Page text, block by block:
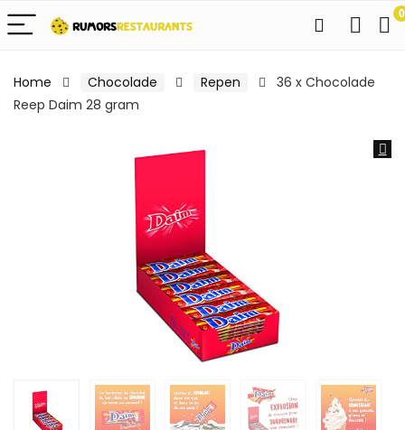
0
Home Chocolade Repen
36 x Chocolade
Reep Daim 28 gram